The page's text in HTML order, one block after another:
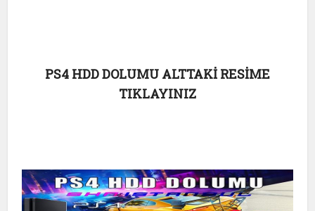
PS4 HDD DOLUMU ALTTAKİ RESİME
TIKLAYINIZ